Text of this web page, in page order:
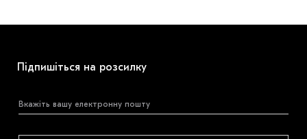
Підпишіться на розсилку